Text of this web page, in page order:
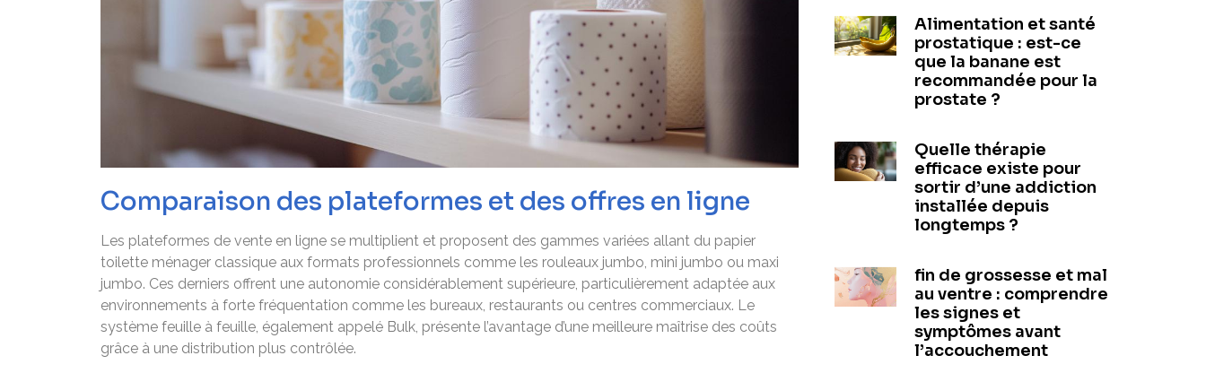
Comparaison des plateformes et des offres en ligne
Les plateformes de vente en ligne se multiplient et proposent des gammes variées allant du papier
toilette ménager classique aux formats professionnels comme les rouleaux jumbo, mini jumbo ou maxi
jumbo. Ces derniers offrent une autonomie considérablement supérieure, particulièrement adaptée aux
environnements à forte fréquentation comme les bureaux, restaurants ou centres commerciaux. Le
système feuille à feuille, également appelé Bulk, présente l’avantage d’une meilleure maîtrise des coûts
grâce à une distribution plus contrôlée.
Alimentation et santé
prostatique : est-ce
que la banane est
recommandée pour la
prostate ?
Quelle thérapie
efficace existe pour
sortir d’une addiction
installée depuis
longtemps ?
fin de grossesse et mal
au ventre : comprendre
les signes et
symptômes avant
l’accouchement